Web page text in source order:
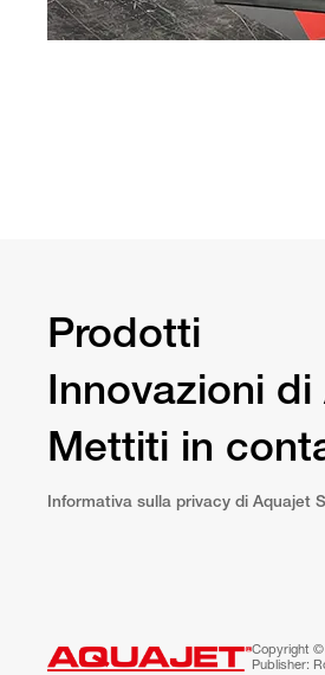
Prodotti
Innovazioni di
Mettiti in
Informativa sulla privacy di Aquajet
Copyright ©
Publisher: